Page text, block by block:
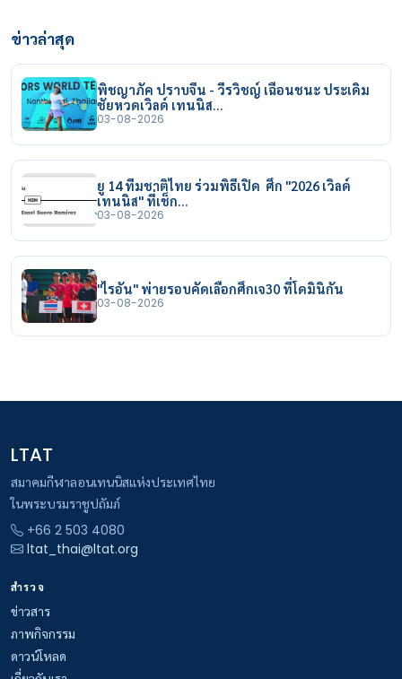
ข่าวล่าสุด
พิชญาภัค ปราบจีน - วีรวิชญ์ เฉือนชนะ ประเดิม
ชัยหวดเวิลด์ เทนนิส…
03-08-2026
ยู 14 ทีมชาติไทย ร่วมพิธีเปิด ศึก "2026 เวิลด์
เทนนิส" ที่เช็ก…
03-08-2026
"ไรอัน" พ่ายรอบคัดเลือกศึกเจ30 ที่โดมินิกัน
03-08-2026
LTAT
สมาคมกีฬาลอนเทนนิสแห่งประเทศไทย
ในพระบรมราชูปถัมภ์
+66 2 503 4080
ltat_thai@ltat.org
สำรวจ
ข่าวสาร
ภาพกิจกรรม
ดาวน์โหลด